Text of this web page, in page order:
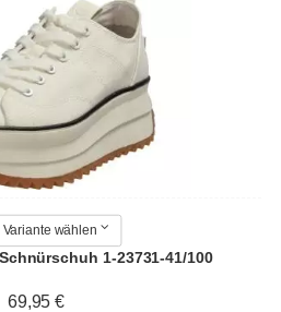
wählen
1-23731-41/100
69,95 €